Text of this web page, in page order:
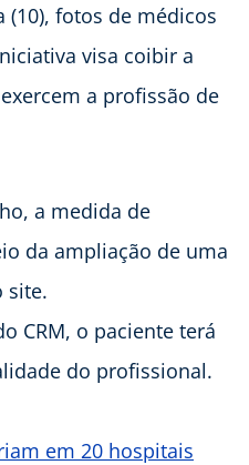
fotos de médicos
visa coibir a
a profissão de
a medida de
da ampliação de uma
site.
CRM, o paciente terá
do profissional.
em 20 hospitais